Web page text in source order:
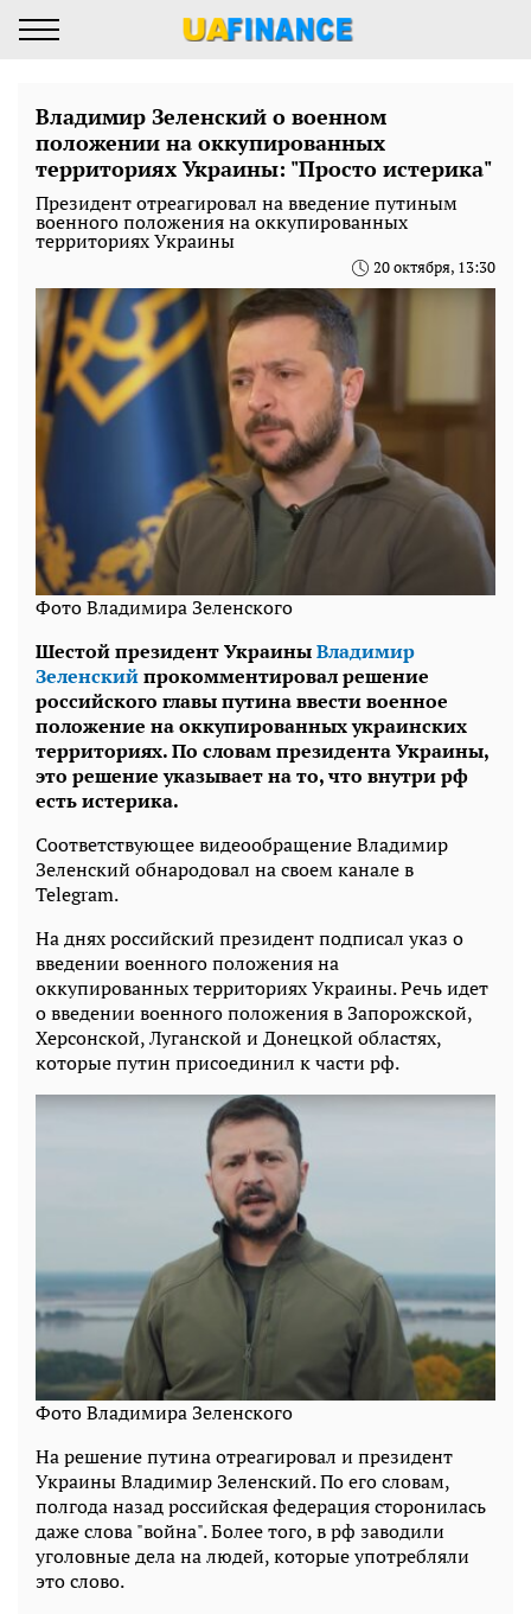
Владимир Зеленский о военном
положении на оккупированных
территориях Украины: "Просто истерика"
Президент отреагировал на введение путиным
военного положения на оккупированных
территориях Украины
20 октября, 13:30
Фото Владимира Зеленского
Шестой президент УкраиныВладимир
Зеленскийпрокомментировал решение
российского главы путина ввести военное
положение на оккупированных украинских
территориях. По словам президента Украины,
это решение указывает на то, что внутри рф
есть истерика.
Соответствующее видеообращение Владимир
Зеленский обнародовал на своем канале в
Telegram.
На днях российский президент подписал указ о
введении военного положения на
оккупированных территориях Украины. Речь идет
о введении военного положения в Запорожской,
Херсонской, Луганской и Донецкой областях,
которые путин присоединил к части рф.
Фото Владимира Зеленского
На решение путина отреагировал и президент
Украины Владимир Зеленский. По его словам,
полгода назад российская федерация сторонилась
даже слова "война". Более того, в рф заводили
уголовные дела на людей, которые употребляли
это слово.